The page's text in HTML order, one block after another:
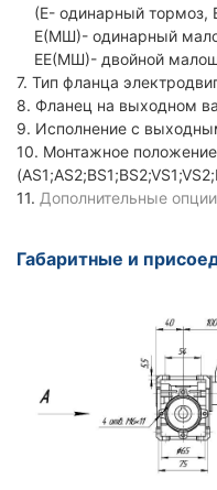
(Е- одинарный тормоз,
Е(МШ)- одинарный
ЕЕ(МШ)- двойной
7. Тип фланца
8. Фланец на выходном
9. Исполнение с
10. Монтажное положение
11. Дополнительные
Габаритные и